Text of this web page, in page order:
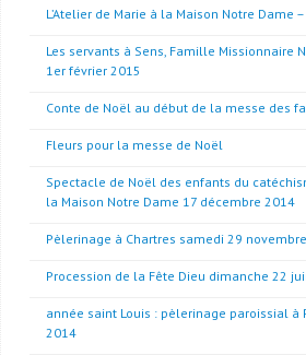
L’Atelier de Marie à la Maison Notre Dame
Les servants à Sens, Famille Missionnaire
1er février 2015
Conte de Noël au début de la messe des
Fleurs pour la messe de Noël
Spectacle de Noël des enfants du
la Maison Notre Dame 17 décembre 2014
Pèlerinage à Chartres samedi 29
Procession de la Fête Dieu dimanche 22
année saint Louis : pèlerinage paroissial à
2014